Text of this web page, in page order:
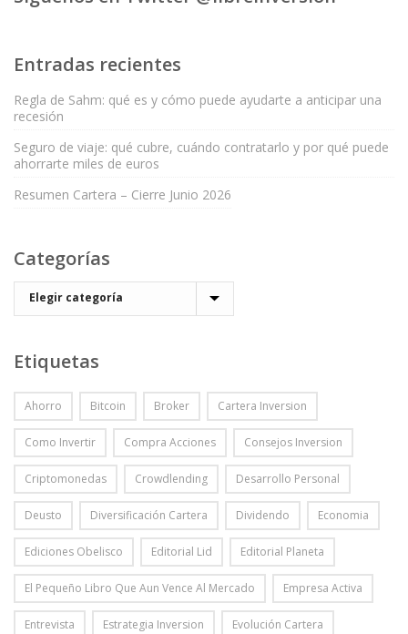
Entradas recientes
Regla de Sahm: qué es y cómo puede ayudarte a anticipar una
recesión
Seguro de viaje: qué cubre, cuándo contratarlo y por qué puede
ahorrarte miles de euros
Resumen Cartera – Cierre Junio 2026
Categorías
Etiquetas
Ahorro Bitcoin Broker Cartera Inversion
Como Invertir Compra Acciones Consejos Inversion
Criptomonedas Crowdlending Desarrollo Personal
Deusto Diversificación Cartera Dividendo Economia
Ediciones Obelisco Editorial Lid Editorial Planeta
El Pequeño Libro Que Aun Vence Al Mercado Empresa Activa
Entrevista Estrategia Inversion Evolución Cartera